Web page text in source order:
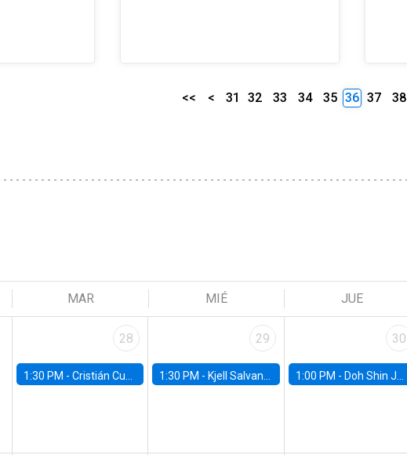
<< < 31 32 33 34 35 36 37 38
MAR MIÉ JUE
28
1:30 PM - Cristián Cuevas, Universidad de Los Andes
29
1:30 PM - Kjell Salvanes, Norwegian School of Economics
30
1:00 PM - Doh Shin Jeon, Toulouse School of Economics